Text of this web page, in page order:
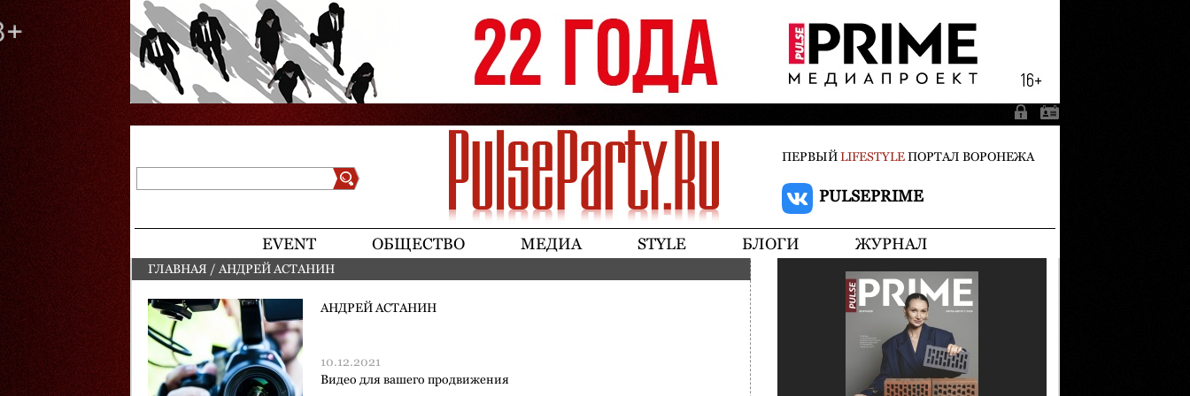
ПЕРВЫЙLIFESTYLEПОРТАЛ ВОРОНЕЖА
PULSEPRIME
EVENT ОБЩЕСТВО МЕДИА STYLE БЛОГИ ЖУРНАЛ
ВЫ ЗДЕСЬ
ГЛАВНАЯ / АНДРЕЙ АСТАНИН
АНДРЕЙ АСТАНИН
10.12.2021
Видео для вашего продвижения